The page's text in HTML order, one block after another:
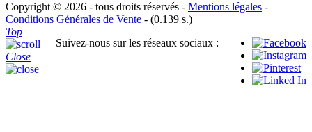
Copyright © 2026 - tous droits réservés - Mentions légales -
Conditions Générales de Vente - (0.139 s.)
Suivez-nous sur les réseaux sociaux :
Top
Close